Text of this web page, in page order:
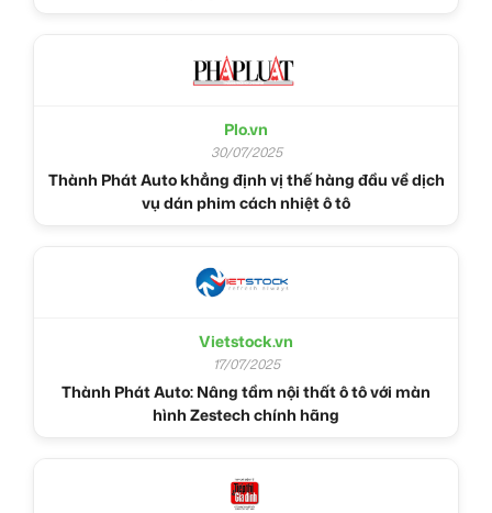
Plo.vn
30/07/2025
Thành Phát Auto khẳng định vị thế hàng đầu về dịch
vụ dán phim cách nhiệt ô tô
Vietstock.vn
17/07/2025
Thành Phát Auto: Nâng tầm nội thất ô tô với màn
hình Zestech chính hãng